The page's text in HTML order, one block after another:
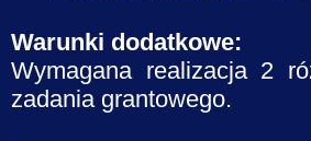
Warunki dodatkowe:
Wymagana realizacja 2
zadania grantowego.